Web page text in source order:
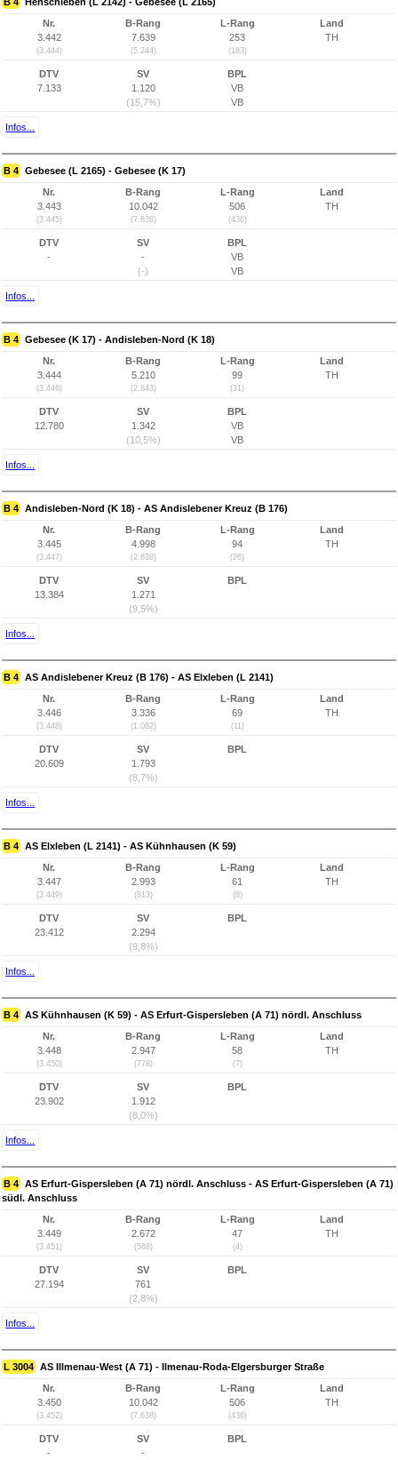
Nr.
3.442
(3.444)
B-Rang
7.639
(5.244)
L-Rang
253
(183)
Land
TH
DTV
7.133
SV
1.120
(15,7%)
BPL
VB
VB
Infos...
B 4 Gebesee (L 2165) - Gebesee (K 17)
Nr.
3.443
(3.445)
B-Rang
10.042
(7.638)
L-Rang
506
(436)
Land
TH
DTV
-
SV
-
(-)
BPL
VB
VB
Infos...
B 4 Gebesee (K 17) - Andisleben-Nord (K 18)
Nr.
3.444
(3.446)
B-Rang
5.210
(2.843)
L-Rang
99
(31)
Land
TH
DTV
12.780
SV
1.342
(10,5%)
BPL
VB
VB
Infos...
B 4 Andisleben-Nord (K 18) - AS Andislebener Kreuz (B 176)
Nr.
3.445
(3.447)
B-Rang
4.998
(2.638)
L-Rang
94
(26)
Land
TH
DTV
13.384
SV
1.271
(9,5%)
BPL
Infos...
B 4 AS Andislebener Kreuz (B 176) - AS Elxleben (L 2141)
Nr.
3.446
(3.448)
B-Rang
3.336
(1.082)
L-Rang
69
(11)
Land
TH
DTV
20.609
SV
1.793
(8,7%)
BPL
Infos...
B 4 AS Elxleben (L 2141) - AS Kühnhausen (K 59)
Nr.
3.447
(3.449)
B-Rang
2.993
(813)
L-Rang
61
(8)
Land
TH
DTV
23.412
SV
2.294
(9,8%)
BPL
Infos...
B 4 AS Kühnhausen (K 59) - AS Erfurt-Gispersleben (A 71) nördl. Anschluss
Nr.
3.448
(3.450)
B-Rang
2.947
(778)
L-Rang
58
(7)
Land
TH
DTV
23.902
SV
1.912
(8,0%)
BPL
Infos...
B 4 AS Erfurt-Gispersleben (A 71) nördl. Anschluss - AS Erfurt-Gispersleben (A 71)
südl. Anschluss
Nr.
3.449
(3.451)
B-Rang
2.672
(588)
L-Rang
47
(4)
Land
TH
DTV
27.194
SV
761
(2,8%)
BPL
Infos...
L 3004 AS Illmenau-West (A 71) - Ilmenau-Roda-Elgersburger Straße
Nr.
3.450
(3.452)
B-Rang
10.042
(7.638)
L-Rang
506
(436)
Land
TH
DTV
-
SV
-
BPL